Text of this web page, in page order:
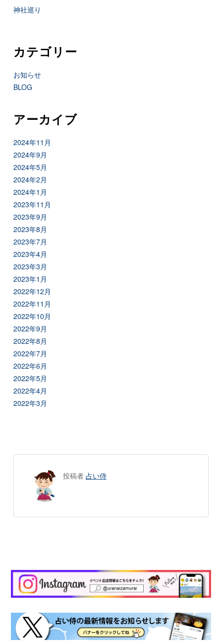
神社巡り
カテゴリー
お知らせ
BLOG
アーカイブ
2024年11月
2024年9月
2024年5月
2024年2月
2024年1月
2023年11月
2023年9月
2023年8月
2023年7月
2023年4月
2023年3月
2023年1月
2022年12月
2022年11月
2022年10月
2022年9月
2022年8月
2022年7月
2022年6月
2022年5月
2022年4月
2022年3月
投稿者 占い侍